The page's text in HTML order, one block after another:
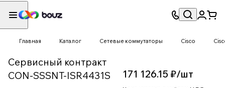
Главная Каталог Сетевые коммутаторы Cisco
Сервисный контракт
CON-SSSNT-ISR4431S
171 126.15 ₽/шт